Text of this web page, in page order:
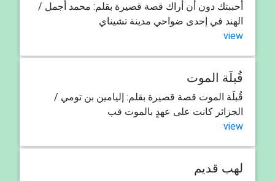
أحببتك دون أن أراك قصة قصيرة بقلم: محمد أجمل /
الهند في إحدى ضواحي مدينة تشيناي
view
قُبلَة الموت
قُبلَة الموت قصة قصيرة بقلم: إليامين بن تومي /
الجزائر كانت على عهدٍ بالموت قب
view
لهب قديم